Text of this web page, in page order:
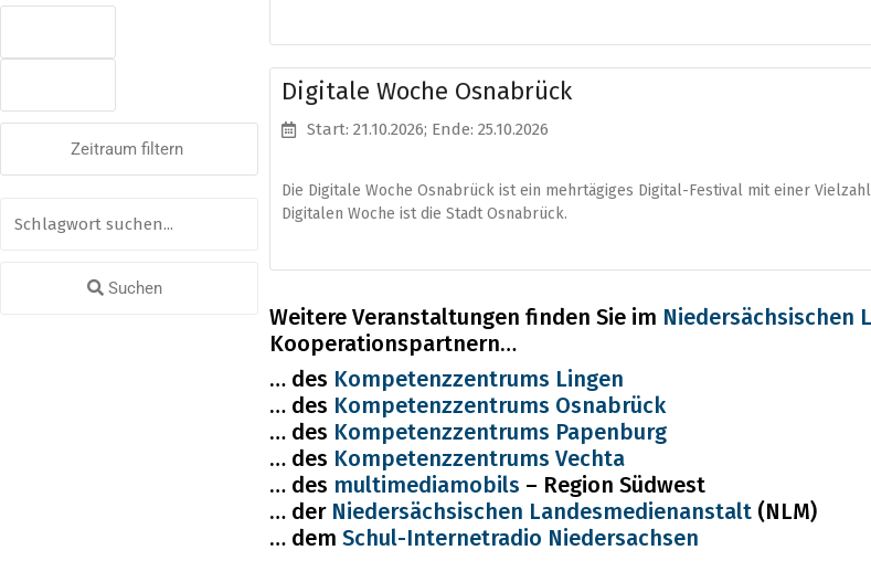
Zeitraum filtern
Suchen
Digitale Woche Osnabrück
Start: 21.10.2026; Ende: 25.10.2026
Die Digitale Woche Osnabrück ist ein mehrtägiges Digital-Festival mit einer
Digitalen Woche ist die Stadt Osnabrück.
Weitere Veranstaltungen finden Sie im Niedersächsischen
Kooperationspartnern…
… des Kompetenzzentrums Lingen
… des Kompetenzzentrums Osnabrück
… des Kompetenzzentrums Papenburg
… des Kompetenzzentrums Vechta
… des multimediamobils – Region Südwest
… der Niedersächsischen Landesmedienanstalt (NLM)
… dem Schul-Internetradio Niedersachsen